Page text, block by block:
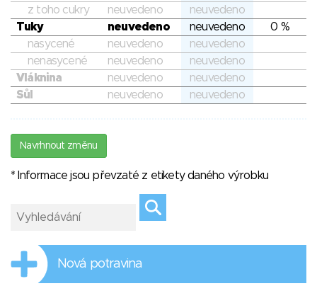
z toho cukry
neuvedeno
neuvedeno
Tuky
neuvedeno neuvedeno
0 %
nasycené
neuvedeno
neuvedeno
nenasycené
neuvedeno
neuvedeno
Vláknina
neuvedeno
neuvedeno
Sůl
neuvedeno neuvedeno
Navrhnout změnu
* Informace jsou převzaté z etikety daného výrobku
Nová potravina